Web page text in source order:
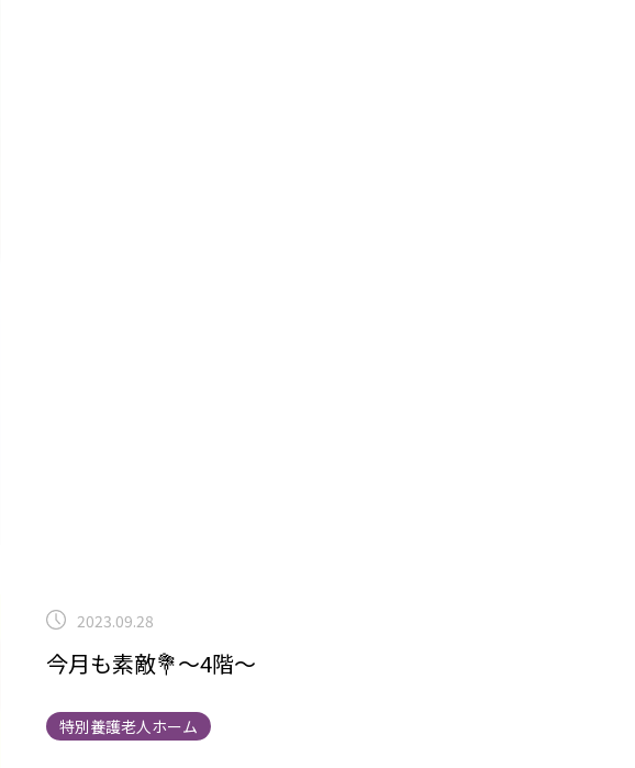
2023.09.28
今月も素敵💐～4階～
特別養護老人ホーム